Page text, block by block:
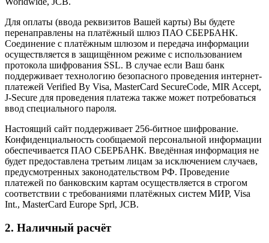
Для оплаты (ввода реквизитов Вашей карты) Вы будете
перенаправлены на платёжный шлюз ПАО СБЕРБАНК.
Соединение с платёжным шлюзом и передача информации
осуществляется в защищённом режиме с использованием
протокола шифрования SSL. В случае если Ваш банк
поддерживает технологию безопасного проведения интернет-
платежей Verified By Visa, MasterCard SecureCode, MIR Accept,
J-Secure для проведения платежа также может потребоваться
ввод специального пароля.
Настоящий сайт поддерживает 256-битное шифрование.
Конфиденциальность сообщаемой персональной информации
обеспечивается ПАО СБЕРБАНК. Введённая информация не
будет предоставлена третьим лицам за исключением случаев,
предусмотренных законодательством РФ. Проведение
платежей по банковским картам осуществляется в строгом
соответствии с требованиями платёжных систем МИР, Visa
Int., MasterCard Europe Sprl, JCB.
2. Наличный расчёт